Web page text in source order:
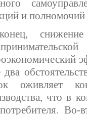
и полномочий
два
оживляет
что в